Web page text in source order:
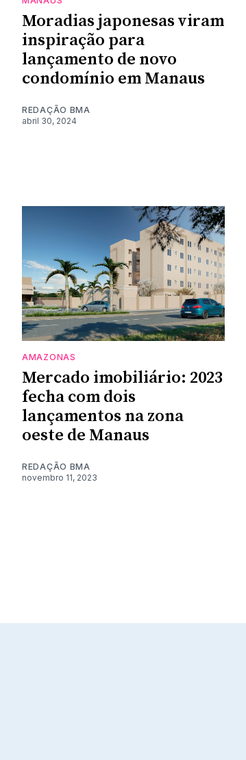
Moradias japonesas viram
inspiração para
lançamento de novo
condomínio em Manaus
REDAÇÃO BMA
abril 30, 2024
AMAZONAS
Mercado imobiliário: 2023
fecha com dois
lançamentos na zona
oeste de Manaus
REDAÇÃO BMA
novembro 11, 2023